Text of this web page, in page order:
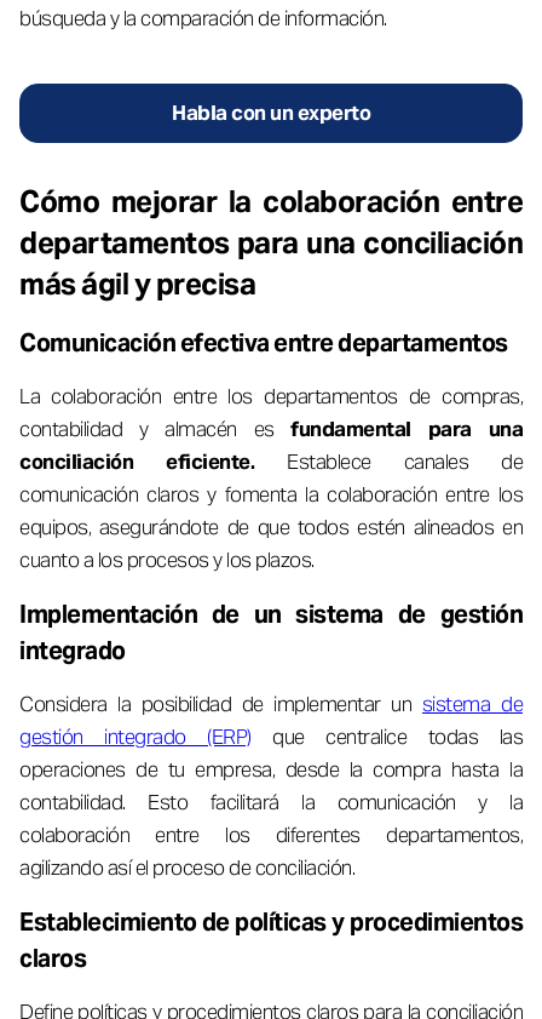
búsqueda y la comparación de información.
Habla con un experto
Cómo mejorar la colaboración entre
departamentos para una conciliación
más ágil y precisa
Comunicación efectiva entre departamentos
La colaboración entre los departamentos de compras,
contabilidad y almacén esfundamental para una
conciliación eficiente.Establece canales de
comunicación claros y fomenta la colaboración entre los
equipos, asegurándote de que todos estén alineados en
cuanto a los procesos y los plazos.
Implementación de un sistema de gestión
integrado
Considera la posibilidad de implementar un sistema de
gestión integrado (ERP) que centralice todas las
operaciones de tu empresa, desde la compra hasta la
contabilidad. Esto facilitará la comunicación y la
colaboración entre los diferentes departamentos,
agilizando así el proceso de conciliación.
Establecimiento de políticas y procedimientos
claros
Define políticas y procedimientos claros para la conciliación